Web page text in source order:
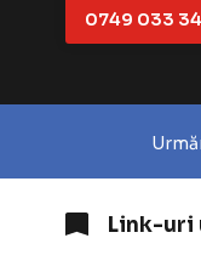
0749 033
Link-uri